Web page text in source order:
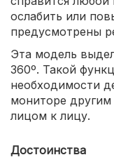
ослабить или
предусмотрены
Эта модель
360º. Такой
необходимости
мониторе
лицом к лицу.
Достоинства